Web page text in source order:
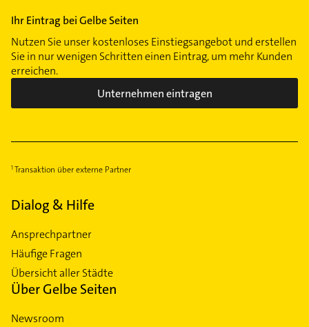
Ihr Eintrag bei Gelbe Seiten
Nutzen Sie unser kostenloses Einstiegsangebot und erstellen
Sie in nur wenigen Schritten einen Eintrag, um mehr Kunden
erreichen.
Unternehmen eintragen
Transaktion über externe Partner
Dialog & Hilfe
Ansprechpartner
Häufige Fragen
Übersicht aller Städte
Über Gelbe Seiten
Newsroom